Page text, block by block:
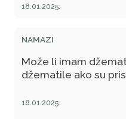
18.01.2025.
NAMAZI
Može li imam
džematile ako su
18.01.2025.